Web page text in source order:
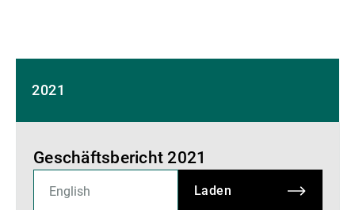
2021
Geschäftsbericht 2021
Laden